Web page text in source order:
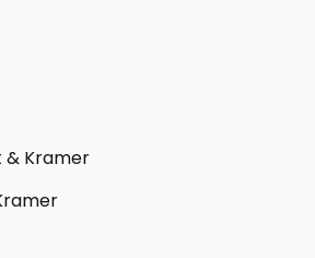
& Kramer